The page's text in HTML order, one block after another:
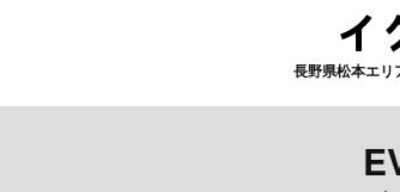
長野県松本エリ